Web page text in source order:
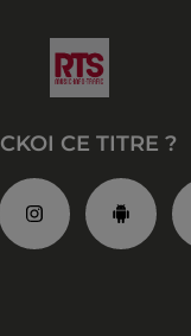
CKOI CE TITRE ?